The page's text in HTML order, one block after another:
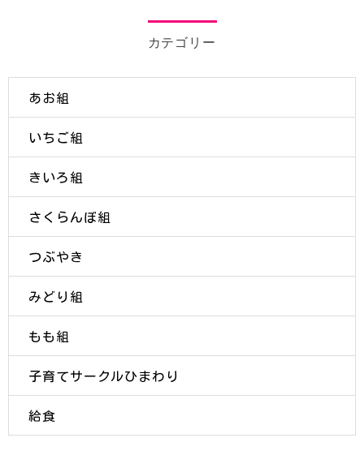
カテゴリー
あお組
いちご組
きいろ組
さくらんぼ組
つぶやき
みどり組
もも組
子育てサークルひまわり
給食